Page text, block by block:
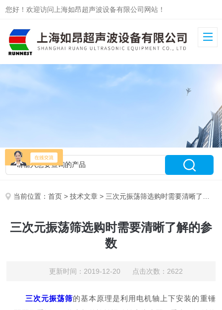
您好！欢迎访问上海如昂超声波设备有限公司网站！
当前位置：首页 >技术文章 > 三次元振荡筛选购时需要清晰了解的参数
三次元振荡筛选购时需要清晰了解的参
数
更新时间：2019-12-20 点击次数：2622
三次元振荡筛的基本原理是利用电机轴上下安装的重锤